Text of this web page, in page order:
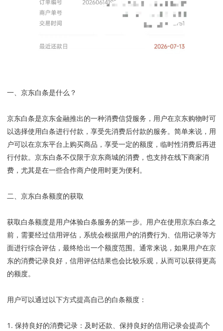
一、京东白条是什么？
京东白条是京东金融推出的一种消费信贷服务，用户在京东购物时可
以选择使用白条进行付款，享受先消费后付款的服务。简单来说，用
户可以在京东平台上购买商品，享受一定的额度，临时性消费后再进
行付款。京东白条不仅限于京东商城的消费，也支持在线下商家消
费，尤其是在一些合作商户使用时更为便利。
二、京东白条额度的获取
获取白条额度是用户体验白条服务的第一步。用户在使用京东白条之
前，需要经过信用评估，系统会根据用户的消费行为、信用记录等方
面进行综合评估，最终给出一个额度范围。通常来说，如果用户在京
东的消费记录良好，信用评估结果也会比较乐观，从而可以获得更高
的额度。
用户可以通过以下方式提高自己的白条额度：
1. 保持良好的消费记录：及时还款、保持良好的信用记录会提高个